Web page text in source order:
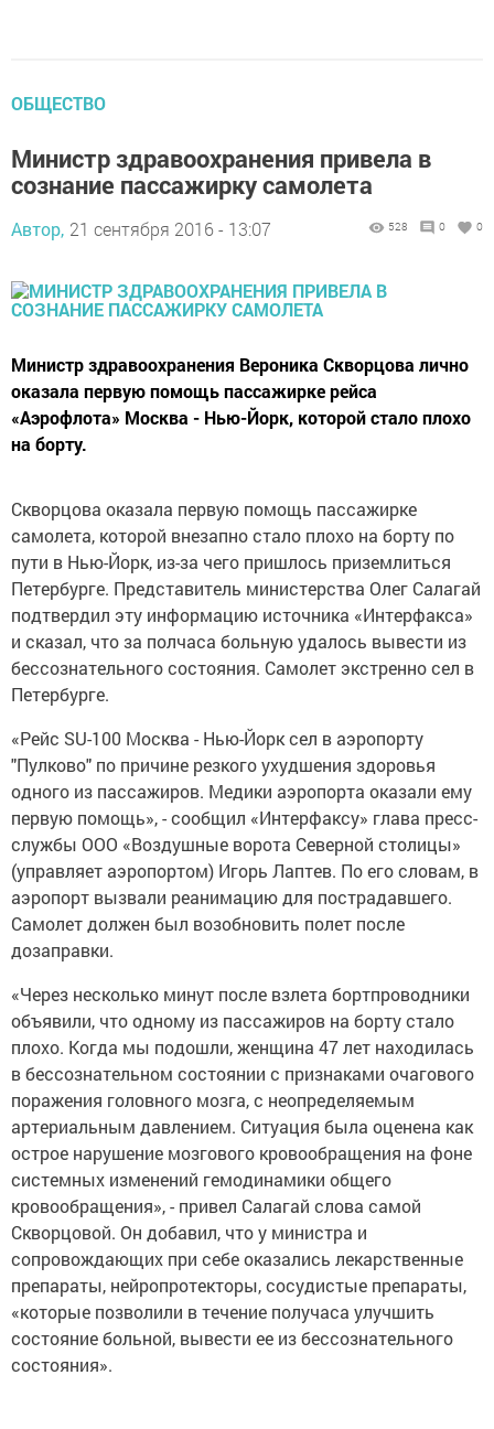
ОБЩЕСТВО
Министр здравоохранения привела в
сознание пассажирку самолета
Автор, 21 сентября 2016 - 13:07 528 0 0
Министр здравоохранения Вероника Скворцова лично
оказала первую помощь пассажирке рейса
«Аэрофлота» Москва - Нью-Йорк, которой стало плохо
на борту.
Скворцова оказала первую помощь пассажирке
самолета, которой внезапно стало плохо на борту по
пути в Нью-Йорк, из-за чего пришлось приземлиться
Петербурге. Представитель министерства Олег Салагай
подтвердил эту информацию источника «Интерфакса»
и сказал, что за полчаса больную удалось вывести из
бессознательного состояния. Самолет экстренно сел в
Петербурге.
«Рейс SU-100 Москва - Нью-Йорк сел в аэропорту
"Пулково" по причине резкого ухудшения здоровья
одного из пассажиров. Медики аэропорта оказали ему
первую помощь», - сообщил «Интерфаксу» глава пресс-
службы ООО «Воздушные ворота Северной столицы»
(управляет аэропортом) Игорь Лаптев. По его словам, в
аэропорт вызвали реанимацию для пострадавшего.
Самолет должен был возобновить полет после
дозаправки.
«Через несколько минут после взлета бортпроводники
объявили, что одному из пассажиров на борту стало
плохо. Когда мы подошли, женщина 47 лет находилась
в бессознательном состоянии с признаками очагового
поражения головного мозга, с неопределяемым
артериальным давлением. Ситуация была оценена как
острое нарушение мозгового кровообращения на фоне
системных изменений гемодинамики общего
кровообращения», - привел Салагай слова самой
Скворцовой. Он добавил, что у министра и
сопровождающих при себе оказались лекарственные
препараты, нейропротекторы, сосудистые препараты,
«которые позволили в течение получаса улучшить
состояние больной, вывести ее из бессознательного
состояния».